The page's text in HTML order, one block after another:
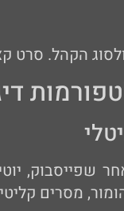
הקהל. סרט
שפייסבוק,
מסרים